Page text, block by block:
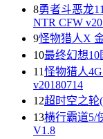
8勇者斗恶龙
NTR CFW
9怪物猎人X
10最终幻想10
11怪物猎人
v20180714
12超时空之轮
13横行霸道5/
V1.8